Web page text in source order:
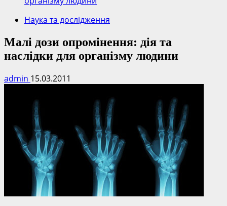
Наука та дослідження
Малі дози опромінення: дія та
наслідки для організму людини
admin 15.03.2011